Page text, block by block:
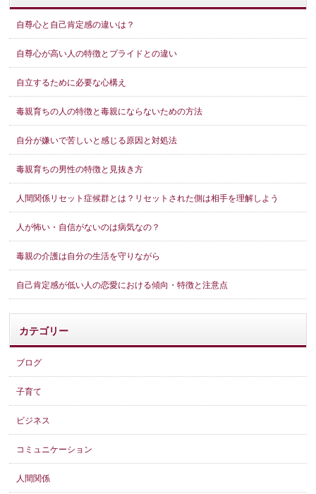
自尊心と自己肯定感の違いは？
自尊心が高い人の特徴とプライドとの違い
自立するために必要な心構え
毒親育ちの人の特徴と毒親にならないための方法
自分が嫌いで苦しいと感じる原因と対処法
毒親育ちの男性の特徴と見抜き方
人間関係リセット症候群とは？リセットされた側は相手を理解しよう
人が怖い・自信がないのは病気なの？
毒親の介護は自分の生活を守りながら
自己肯定感が低い人の恋愛における傾向・特徴と注意点
カテゴリー
ブログ
子育て
ビジネス
コミュニケーション
人間関係